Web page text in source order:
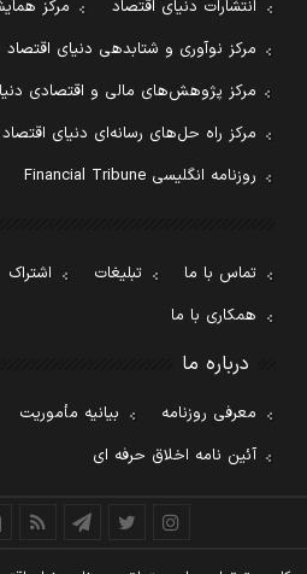
انتشارات دنیای اقتصاد
مرکز
مرکز نوآوری و شتابدهی دنیای اقتصاد
مرکز پژوهش‌های مالی و اقتصادی
مرکز راه حل‌های رسانه‌ای دنیای اقتصاد
روزنامه انگلیسی Financial Tribune
تماس با ما تبلیغات اشتراک
همکاری با ما
درباره ما
معرفی روزنامه
بیانیه مأموریت
آئین نامه اخلاق حرفه ای